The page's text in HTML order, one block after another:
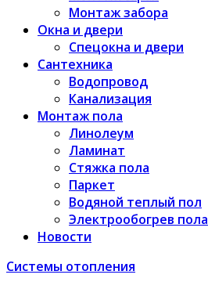
Монтаж забора
Окна и двери
Спецокна и двери
Сантехника
Водопровод
Канализация
Монтаж пола
Линолеум
Ламинат
Стяжка пола
Паркет
Водяной теплый пол
Электрообогрев пола
Новости
Системы отопления